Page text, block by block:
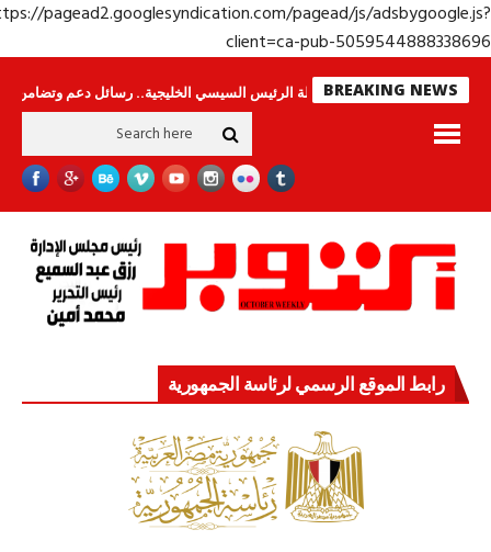
https://pagead2.googlesyndication.com/pagead/js/
client=ca-pub-
BREAKING NEWS
لا ينامون جولة الرئيس السيسي الخليجية.. رسائل دعم وتضامن للأشقاء
رابط الموقع الرسمي لرئاسة الجمهورية